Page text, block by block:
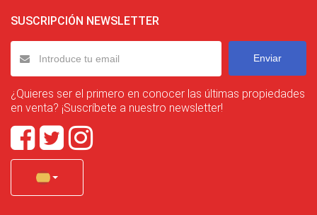
SUSCRIPCIÓN NEWSLETTER
Enviar
¿Quieres ser el primero en conocer las últimas propiedades
en venta? ¡Suscríbete a nuestro newsletter!